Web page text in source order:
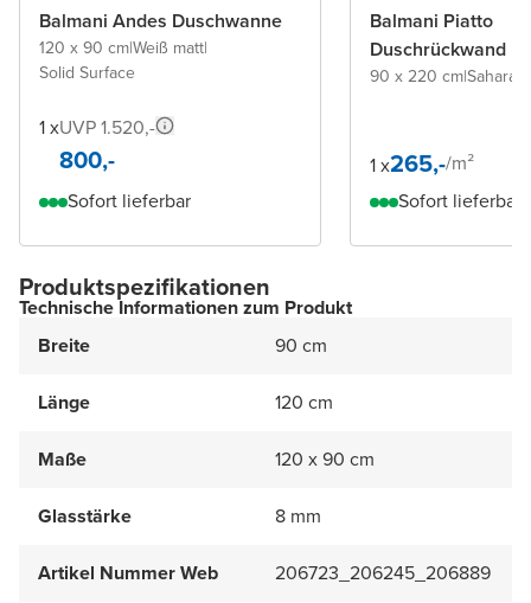
Balmani Andes Duschwanne
120 x 90 cm|Weiß matt|
Solid Surface
1 xUVP 1.520,-
800,-
Sofort lieferbar
Balmani Piatto
Duschrückwand
90 x 220 cm|Sahara
1 x265,-/m²
Sofort lieferbar
Produktspezifikationen
Technische Informationen zum Produkt
Breite
90 cm
Länge 120 cm
Maße 120 x 90 cm
Glasstärke 8 mm
Artikel Nummer Web 206723_206245_206889